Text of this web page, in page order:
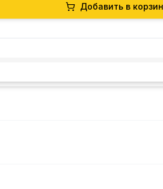
1 поверхность из нерж
Добавить в